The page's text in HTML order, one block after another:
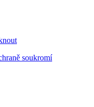
soukromí